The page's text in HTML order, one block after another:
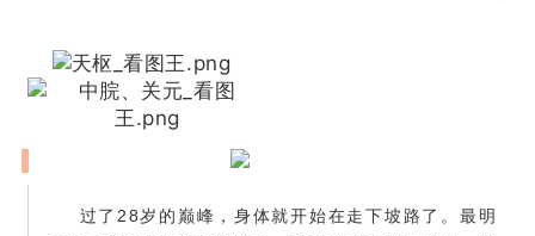
过了28岁的巅峰，身体就开始在走下坡路了。最明